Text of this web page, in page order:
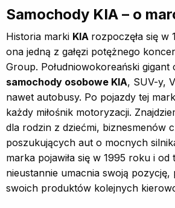
Samochody KIA – o
Historia marki KIA rozpoczęła się w
ona jedną z gałęzi potężnego
Group. Południowokoreański
samochody osobowe KIA, SUV-y,
nawet autobusy. Po pojazdy tej
każdy miłośnik motoryzacji.
dla rodzin z dziećmi, biznesmenów
poszukujących aut o mocnych
marka pojawiła się w 1995 roku i od
nieustannie umacnia swoją
swoich produktów kolejnych